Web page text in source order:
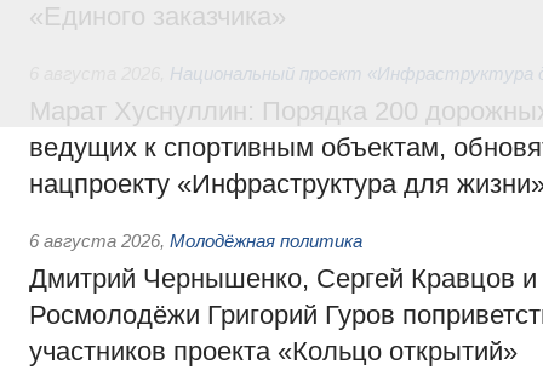
«Единого заказчика»
Национальный проект «Инфраструктура
Марат Хуснуллин: Порядка 200
ведущих к спортивным объектам,
нацпроекту «Инфраструктура для
6 августа 2026, Молодёжная политика
Дмитрий Чернышенко, Сергей Кравцов и
Росмолодёжи Григорий Гуров
участников проекта «Кольцо открытий»